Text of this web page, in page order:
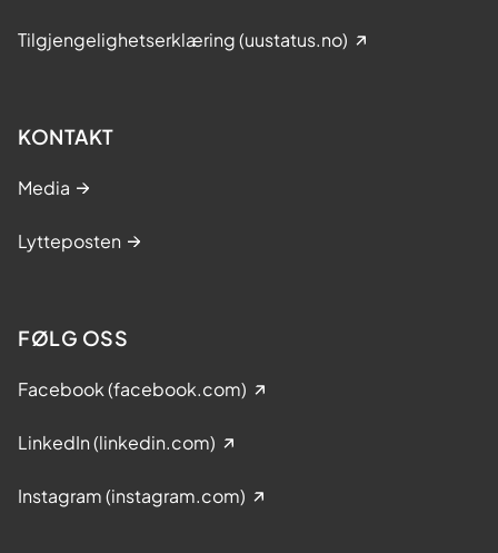
Tilgjengelighetserklæring (uustatus.no)
KONTAKT
Media
Lytteposten
FØLG OSS
Facebook (facebook.com)
LinkedIn (linkedin.com)
Instagram (instagram.com)